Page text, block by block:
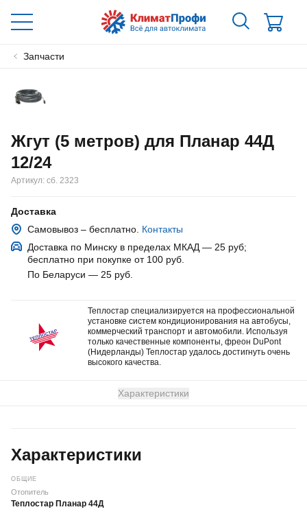
Запчасти
Жгут (5 метров) для Планар 44Д
12/24
Артикул: сб. 2323
Доставка
Самовывоз – бесплатно. Контакты
Доставка по Минску в пределах МКАД — 25 руб;
бесплатно при покупке от 100 руб.
По Беларуси — 25 руб
Теплостар специализируется на профессиональной
установке систем кондиционирования на автобусы,
коммерческий транспорт и автомобили. Используя
только качественные компоненты, фреон DuPont
(Нидерланды) Теплостар удалось достигнуть очень
высокого качества.
Характеристики
Характеристики
ОБЩИЕ
Отопитель
Теплостар Планар 44Д